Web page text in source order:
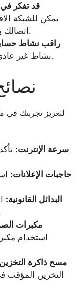
قد تفكر
اتصالك بالإنترنت، مما يحمي نشاط بثك.
راقب نشاط
نشاط غير عادي في حسابات البث الخاصة بك.
لتعزيز تجربتك في
سرعة الإنترنت:
حاجبات الإعلانات:
البدائل القانونية:
المجاني
مكبرات
استخدام
مسح ذاكرة
التخزين المؤقت